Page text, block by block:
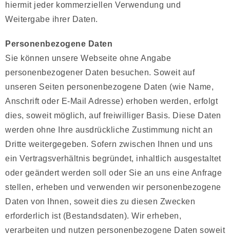
hiermit jeder kommerziellen Verwendung und
Weitergabe ihrer Daten.
Personenbezogene Daten
Sie können unsere Webseite ohne Angabe
personenbezogener Daten besuchen. Soweit auf
unseren Seiten personenbezogene Daten (wie Name,
Anschrift oder E-Mail Adresse) erhoben werden, erfolgt
dies, soweit möglich, auf freiwilliger Basis. Diese Daten
werden ohne Ihre ausdrückliche Zustimmung nicht an
Dritte weitergegeben. Sofern zwischen Ihnen und uns
ein Vertragsverhältnis begründet, inhaltlich ausgestaltet
oder geändert werden soll oder Sie an uns eine Anfrage
stellen, erheben und verwenden wir personenbezogene
Daten von Ihnen, soweit dies zu diesen Zwecken
erforderlich ist (Bestandsdaten). Wir erheben,
verarbeiten und nutzen personenbezogene Daten soweit